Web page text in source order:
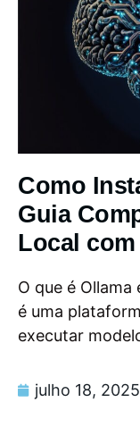
Como
Guia
Local
O que é Ollama
é uma
executar
julho 18, 2025